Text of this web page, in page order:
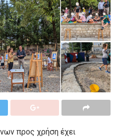
προς χρήση έχει